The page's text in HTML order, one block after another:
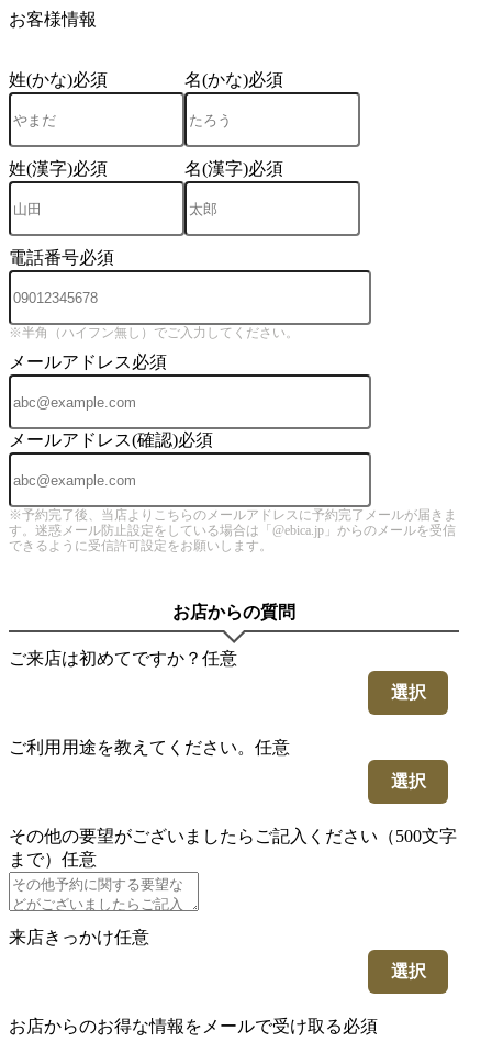
お客様情報
姓(かな)必須 名(かな)必須
姓(漢字)必須 名(漢字)必須
電話番号必須
※半角（ハイフン無し）でご入力してください。
メールアドレス必須
メールアドレス(確認)必須
※予約完了後、当店よりこちらのメールアドレスに予約完了メールが届きま
す。迷惑メール防止設定をしている場合は「@ebica.jp」からのメールを受信
できるように受信許可設定をお願いします。
お店からの質問
ご来店は初めてですか？ 任意
選択
ご利用用途を教えてください。 任意
選択
その他の要望がございましたらご記入ください（500文字
まで） 任意
来店きっかけ任意
選択
お店からのお得な情報をメールで受け取る必須